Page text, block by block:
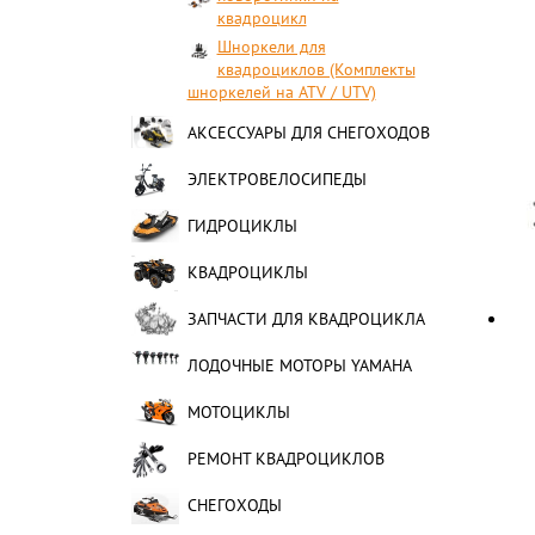
квадроцикл
Шноркели для
квадроциклов (Комплекты
шноркелей на ATV / UTV)
АКСЕССУАРЫ ДЛЯ СНЕГОХОДОВ
ЭЛЕКТРОВЕЛОСИПЕДЫ
ГИДРОЦИКЛЫ
КВАДРОЦИКЛЫ
ЗАПЧАСТИ ДЛЯ КВАДРОЦИКЛА
ЛОДОЧНЫЕ МОТОРЫ YAMAHA
МОТОЦИКЛЫ
РЕМОНТ КВАДРОЦИКЛОВ
СНЕГОХОДЫ